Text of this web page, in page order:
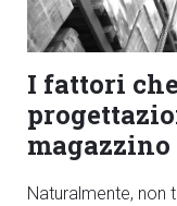
I fattori
magazzino
Naturalmente, non